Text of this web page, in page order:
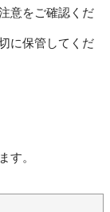
意をご確認くだ
に保管してくだ
す。